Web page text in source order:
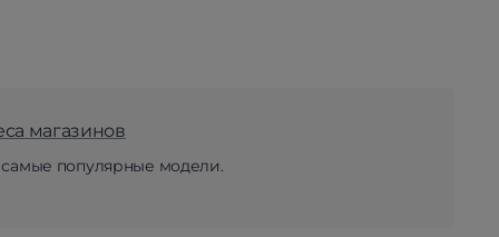
магазинов
популярные модели.